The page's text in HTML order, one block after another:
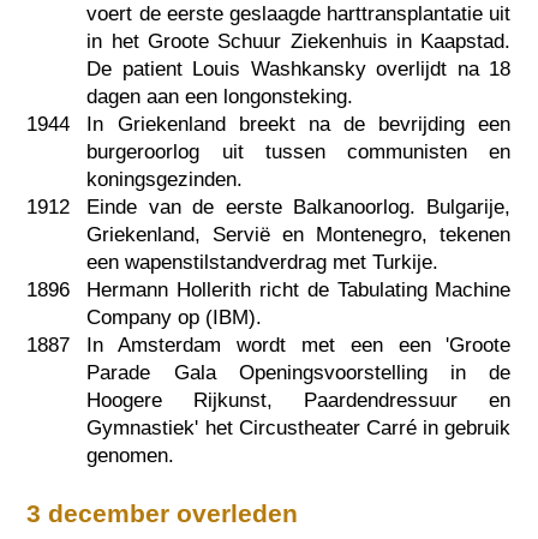
voert de eerste geslaagde harttransplantatie uit
in het Groote Schuur Ziekenhuis in Kaapstad.
De patient Louis Washkansky overlijdt na 18
dagen aan een longonsteking.
1944
In Griekenland breekt na de bevrijding een
burgeroorlog uit tussen communisten en
koningsgezinden.
1912
Einde van de eerste Balkanoorlog. Bulgarije,
Griekenland, Servië en Montenegro, tekenen
een wapenstilstandverdrag met Turkije.
1896
Hermann Hollerith richt de Tabulating Machine
Company op (IBM).
1887
In Amsterdam wordt met een een 'Groote
Parade Gala Openingsvoorstelling in de
Hoogere Rijkunst, Paardendressuur en
Gymnastiek' het Circustheater Carré in gebruik
genomen.
3 december overleden